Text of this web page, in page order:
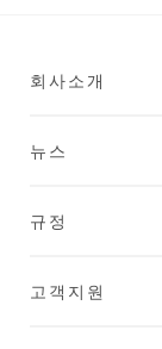
회사소개
뉴스
규정
고객지원